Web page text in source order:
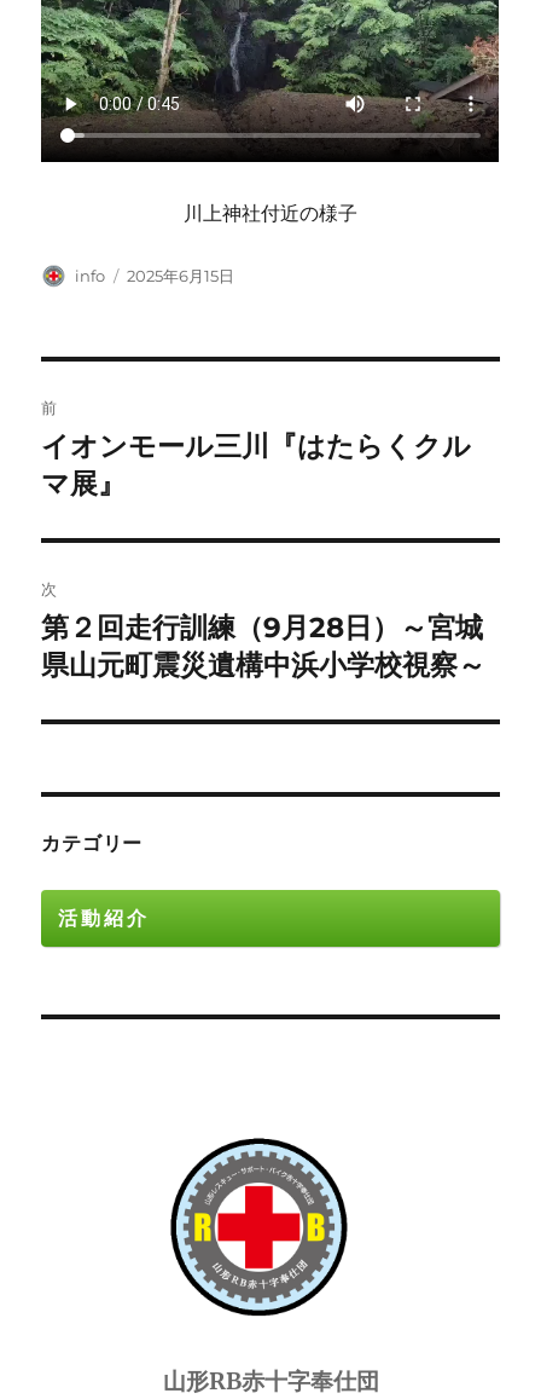
川上神社付近の様子
投
info
投
2025年6月15日
稿
ナ
ビ
ゲ
ー
シ
ン
前
前
の
稿:
イオンモール三川『はたらくクル
マ展』
次
次
の
稿:
第２回走行訓練（9月28日）～宮城
県山元町震災遺構中浜小学校視察～
カテゴリー
活動紹介
山形RB赤十字奉仕団